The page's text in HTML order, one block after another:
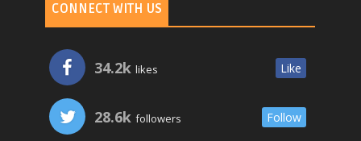
CONNECT WITH US
34.2k likes Like
28.6k followers Follow